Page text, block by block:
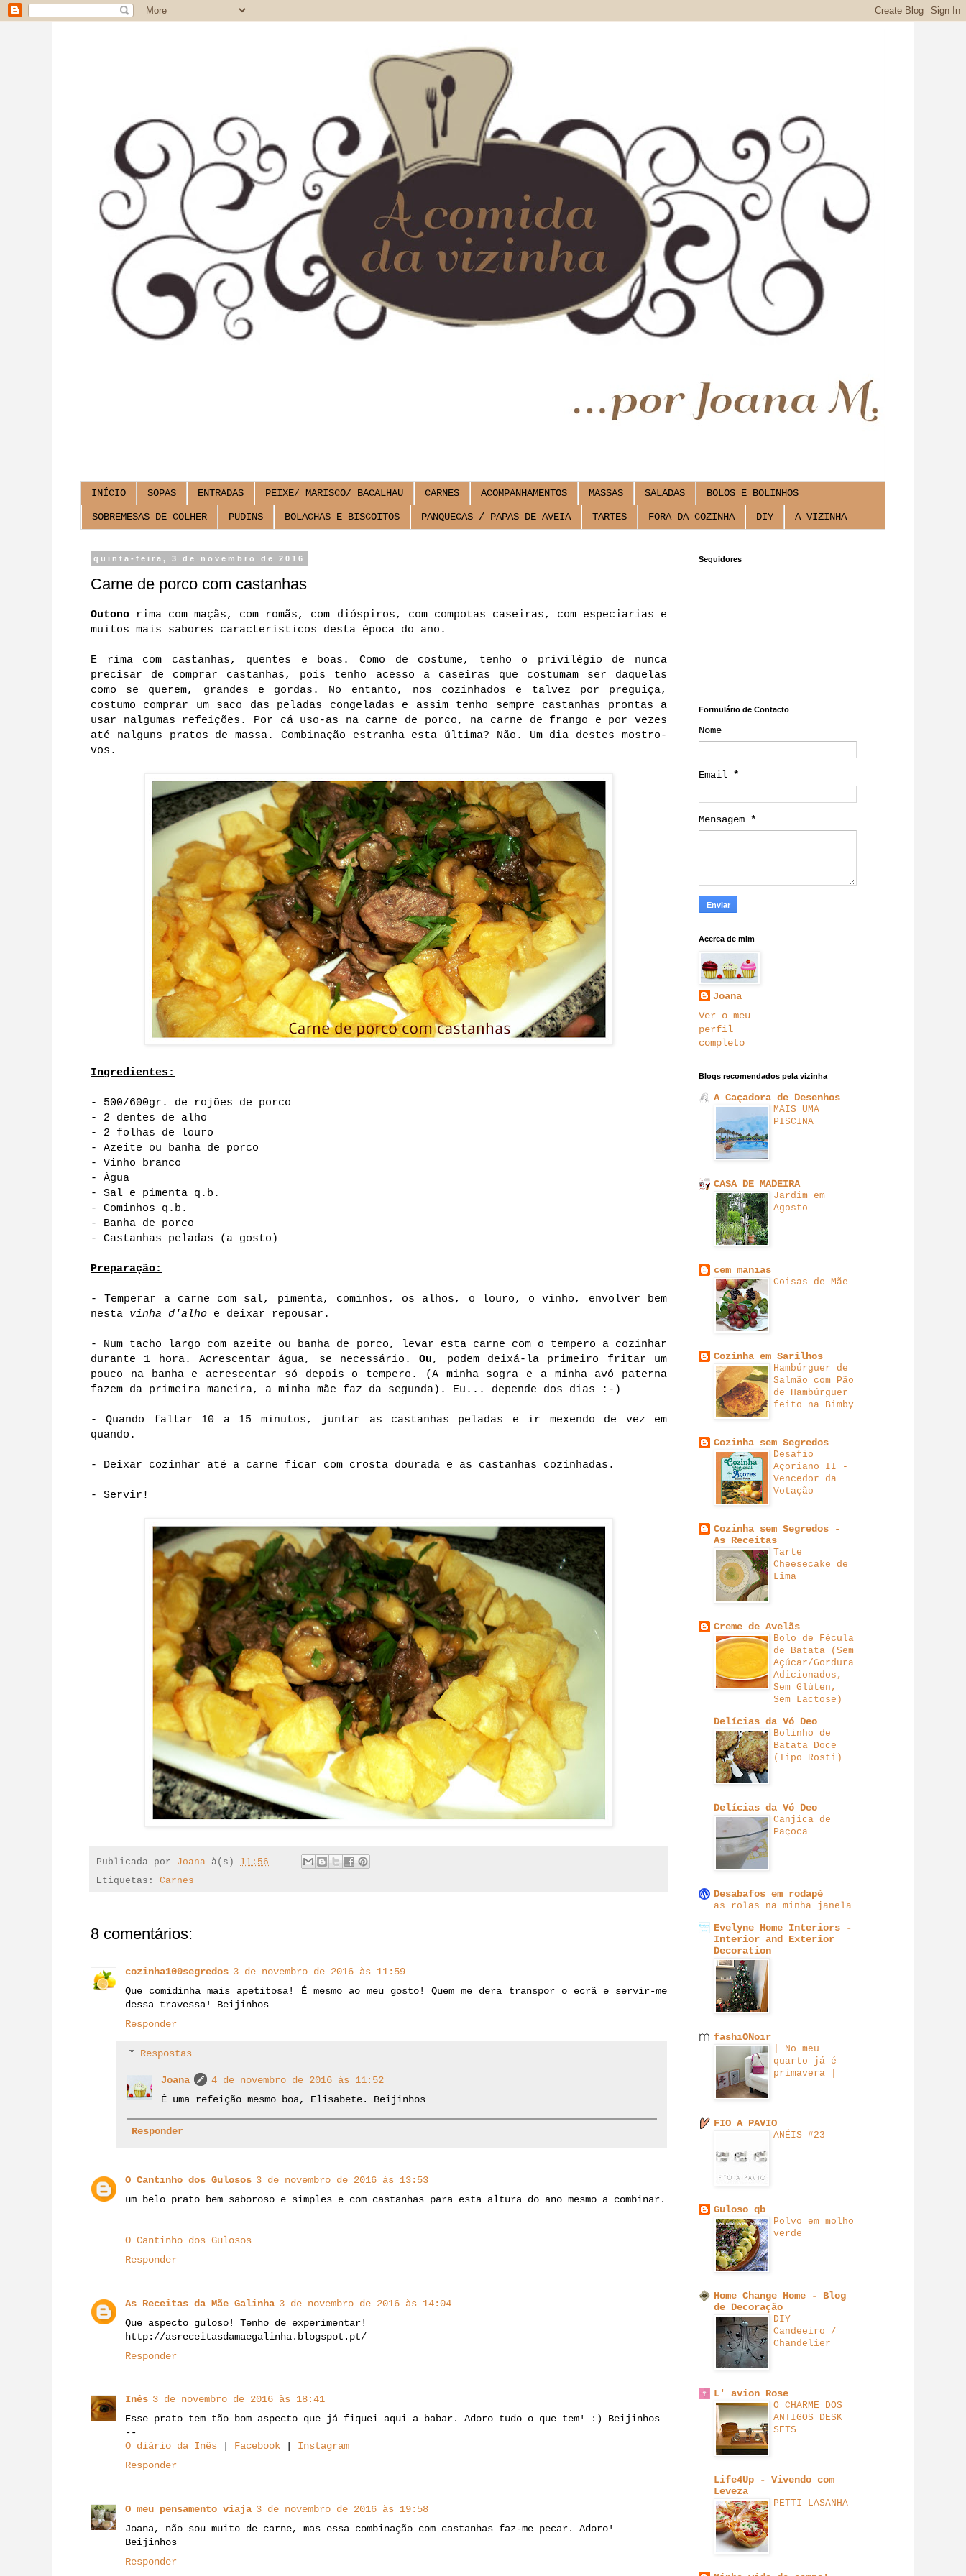
INÍCIO SOPAS ENTRADAS PEIXE/ MARISCO/ BACALHAU CARNES ACOMPANHAMENTOS MASSAS SALADAS BOLOS E BOLINHOS
SOBREMESAS DE COLHER PUDINS BOLACHAS E BISCOITOS PANQUECAS / PAPAS DE AVEIA TARTES FORA DA COZINHA DIY A VIZINHA
quinta-feira, 3 de novembro de 2016
Carne de porco com castanhas
Outono rima com maçãs, com romãs, com dióspiros, com compotas caseiras, com especiarias e
muitos mais sabores característicos desta época do ano.
E rima com castanhas, quentes e boas. Como de costume, tenho o privilégio de nunca
precisar de comprar castanhas, pois tenho acesso a caseiras que costumam ser daquelas
como se querem, grandes e gordas. No entanto, nos cozinhados e talvez por preguiça,
costumo comprar um saco das peladas congeladas e assim tenho sempre castanhas prontas a
usar nalgumas refeições. Por cá uso-as na carne de porco, na carne de frango e por vezes
até nalguns pratos de massa. Combinação estranha esta última? Não. Um dia destes mostro-
vos.
Ingredientes:
- 500/600gr. de rojões de porco
- 2 dentes de alho
- 2 folhas de louro
- Azeite ou banha de porco
- Vinho branco
- Água
- Sal e pimenta q.b.
- Cominhos q.b.
- Banha de porco
- Castanhas peladas (a gosto)
Preparação:
- Temperar a carne com sal, pimenta, cominhos, os alhos, o louro, o vinho, envolver bem
nesta vinha d'alho e deixar repousar.
- Num tacho largo com azeite ou banha de porco, levar esta carne com o tempero a cozinhar
durante 1 hora. Acrescentar água, se necessário.Ou, podem deixá-la primeiro fritar um
pouco na banha e acrescentar só depois o tempero. (A minha sogra e a minha avó paterna
fazem da primeira maneira, a minha mãe faz da segunda). Eu... depende dos dias :-)
- Quando faltar 10 a 15 minutos, juntar as castanhas peladas e ir mexendo de vez em
quando.
- Deixar cozinhar até a carne ficar com crosta dourada e as castanhas cozinhadas.
- Servir!
Publicada por Joana à(s) 11:56
Etiquetas: Carnes
8 comentários:
cozinha100segredos 3 de novembro de 2016 às 11:59
Que comidinha mais apetitosa! É mesmo ao meu gosto! Quem me dera transpor o ecrã e servir-me
dessa travessa! Beijinhos
Responder
Respostas
Joana
4 de novembro de 2016 às 11:52
É uma refeição mesmo boa, Elisabete. Beijinhos
Responder
O Cantinho dos Gulosos 3 de novembro de 2016 às 13:53
um belo prato bem saboroso e simples e com castanhas para esta altura do ano mesmo a combinar.
O Cantinho dos Gulosos
Responder
As Receitas da Mãe Galinha 3 de novembro de 2016 às 14:04
Que aspecto guloso! Tenho de experimentar!
http://asreceitasdamaegalinha.blogspot.pt/
Responder
Inês 3 de novembro de 2016 às 18:41
Esse prato tem tão bom aspecto que já fiquei aqui a babar. Adoro tudo o que tem! :) Beijinhos
--
O diário da Inês
Facebook
Instagram
Responder
O meu pensamento viaja 3 de novembro de 2016 às 19:58
Joana, não sou muito de carne, mas essa combinação com castanhas faz-me pecar. Adoro!
Beijinhos
Responder
Seguidores
Formulário de Contacto
Nome
Email *
Mensagem *
Acerca de mim
Joana
Ver o meu
perfil
completo
Blogs recomendados pela vizinha
A Caçadora de Desenhos
MAIS UMA
PISCINA
CASA DE MADEIRA
Jardim em
Agosto
cem manias
Coisas de Mãe
Cozinha em Sarilhos
Hambúrguer de
Salmão com Pão
de Hambúrguer
feito na Bimby
Cozinha sem Segredos
Desafio
Açoriano II -
Vencedor da
Votação
Cozinha sem Segredos -
As Receitas
Tarte
Cheesecake de
Lima
Creme de Avelãs
Bolo de Fécula
de Batata (Sem
Açúcar/Gordura
Adicionados,
Sem Glúten,
Sem Lactose)
Delícias da Vó Deo
Bolinho de
Batata Doce
(Tipo Rosti)
Delícias da Vó Deo
Canjica de
Paçoca
Desabafos em rodapé
as rolas na minha janela
Evelyne Home Interiors -
Interior and Exterior
Decoration
fashiONoir
| No meu
quarto já é
primavera |
FIO A PAVIO
ANÉIS #23
Guloso qb
Polvo em molho
verde
Home Change Home - Blog
de Decoração
DIY -
Candeeiro /
Chandelier
L' avion Rose
O CHARME DOS
ANTIGOS DESK
SETS
Life4Up - Vivendo com
Leveza
PETTI LASANHA